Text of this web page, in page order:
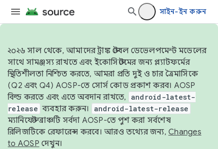
সাইন-ইন করুন
২০২৬ সাল থেকে, আমাদের ট্রাঙ্ক স্টেবল ডেভেলপমেন্ট মডেলের
সাথে সামঞ্জস্য রাখতে এবং ইকোসিস্টেমের জন্য প্ল্যাটফর্মের
স্থিতিশীলতা নিশ্চিত করতে, আমরা প্রতি দুই ও চার ত্রৈমাসিকে
(Q2 এবং Q4) AOSP-তে সোর্স কোড প্রকাশ করব। AOSP
বিল্ড করতে এবং এতে অবদান রাখতে,
android-latest-
release ব্যবহার করুন। android-latest-release
ম্যানিফেস্ট ব্রাঞ্চটি সর্বদা AOSP-তে পুশ করা সর্বশেষ
রিলিজটিকে রেফারেন্স করবে। আরও তথ্যের জন্য, Changes
to AOSP দেখুন।